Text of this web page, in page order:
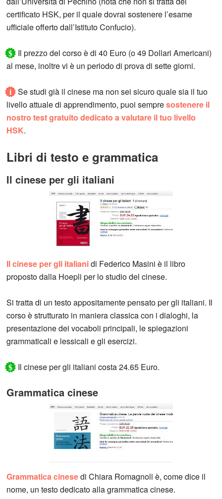
certificato HSK, per il quale dovrai sostenere l’esame
ufficiale offerto dall’Istituto Confucio).
$ Il prezzo del corso è di 40 Euro (o 49 Dollari Americani)
al mese, inoltre vi è un periodo di prova di sette giorni.
i Se studi già il cinese ma non sei sicuro quale sia il tuo
livello attuale di apprendimento, puoi sempresostenere il
nostro test gratuito dedicato a valutare il tuo livello
HSK.
Libri di testo e grammatica
Il cinese per gli italiani
Il cinese per gli italianidi Federico Masini è il libro
proposto dalla Hoepli per lo studio del cinese.
Si tratta di un testo appositamente pensato per gli italiani. Il
corso è strutturato in maniera classica con i dialoghi, la
presentazione dei vocaboli principali, le spiegazioni
grammaticali e lessicali e gli esercizi.
$ Il cinese per gli italiani costa 24.65 Euro.
Grammatica cinese
Grammatica cinesedi Chiara Romagnoli è, come dice il
nome, un testo dedicato alla grammatica cinese.